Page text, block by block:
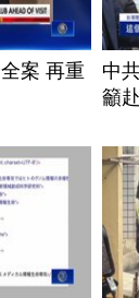
案 再重
中
籲